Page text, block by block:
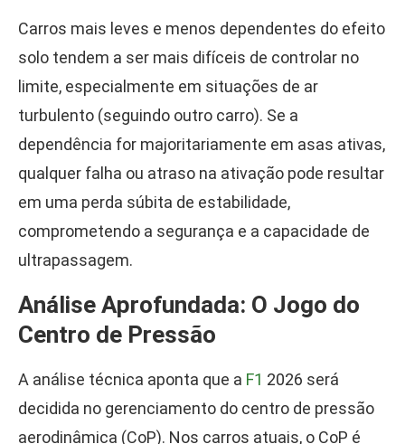
Carros mais leves e menos dependentes do efeito
solo tendem a ser mais difíceis de controlar no
limite, especialmente em situações de ar
turbulento (seguindo outro carro). Se a
dependência for majoritariamente em asas ativas,
qualquer falha ou atraso na ativação pode resultar
em uma perda súbita de estabilidade,
comprometendo a segurança e a capacidade de
ultrapassagem.
Análise Aprofundada: O Jogo do
Centro de Pressão
A análise técnica aponta que a F1 2026 será
decidida no gerenciamento do centro de pressão
aerodinâmica (CoP). Nos carros atuais, o CoP é